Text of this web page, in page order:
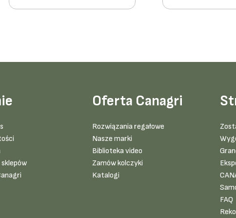
Oferta Canagri
Rozwiązania regałowe
Nasze marki
Biblioteka video
Zamów kolczyki
Katalogi
FAQ